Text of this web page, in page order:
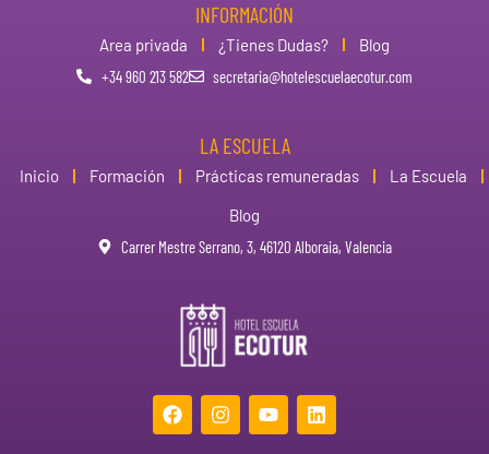
INFORMACIÓN
Area privada ¿Tienes Dudas?
Blog
+34 960 213 582
secretaria@hotelescuelaecotur.com
LA ESCUELA
Inicio Formación Prácticas remuneradas
La Escuela
Blog
Carrer Mestre Serrano, 3, 46120 Alboraia, Valencia